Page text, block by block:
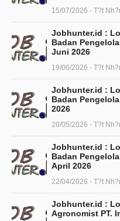
15/07/2026 - T?t
Jobhunter.id :
Badan
Juni 2026
19/06/2026 - T?t
Jobhunter.id :
Badan
2026
20/05/2026 - T?t
Jobhunter.id :
Badan
April 2026
22/04/2026 - T?t
Jobhunter.id :
Agronomist PT.